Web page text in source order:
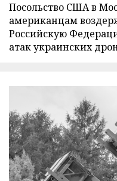
Посольство США в
американцам
Российскую
атак украинских